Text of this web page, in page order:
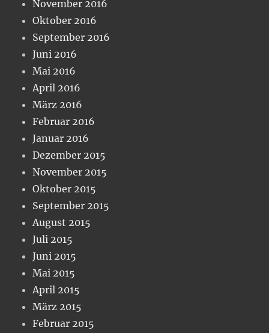
November 2016
Oktober 2016
September 2016
Juni 2016
Mai 2016
April 2016
März 2016
Februar 2016
Januar 2016
Dezember 2015
November 2015
Oktober 2015
September 2015
August 2015
Juli 2015
Juni 2015
Mai 2015
April 2015
März 2015
Februar 2015